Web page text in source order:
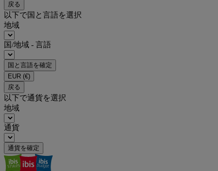
戻る
以下で国と言語を選択
地域
国/地域 - 言語
国と言語を確定
EUR (€)
戻る
以下で通貨を選択
地域
通貨
通貨を確定